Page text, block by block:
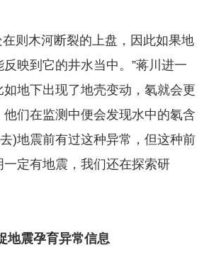
则木河断裂的上盘，因此如果地
映到它的井水当中。”蒋川进一
地下出现了地壳变动，氡就会更
们在监测中便会发现水中的氡含
)地震前有过这种异常，但这种前
一定有地震，我们还在探索研
震孕育异常信息